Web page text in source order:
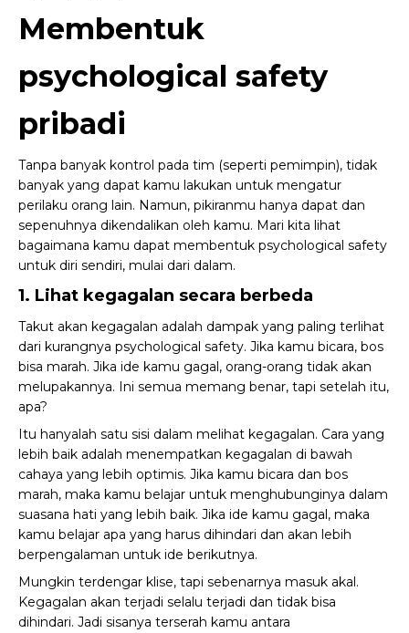
Membentuk
psychological safety
pribadi
Tanpa banyak kontrol pada tim (seperti pemimpin), tidak
banyak yang dapat kamu lakukan untuk mengatur
perilaku orang lain. Namun, pikiranmu hanya dapat dan
sepenuhnya dikendalikan oleh kamu. Mari kita lihat
bagaimana kamu dapat membentuk psychological safety
untuk diri sendiri, mulai dari dalam.
1. Lihat kegagalan secara berbeda
Takut akan kegagalan adalah dampak yang paling terlihat
dari kurangnya psychological safety. Jika kamu bicara, bos
bisa marah. Jika ide kamu gagal, orang-orang tidak akan
melupakannya. Ini semua memang benar, tapi setelah itu,
apa?
Itu hanyalah satu sisi dalam melihat kegagalan. Cara yang
lebih baik adalah menempatkan kegagalan di bawah
cahaya yang lebih optimis. Jika kamu bicara dan bos
marah, maka kamu belajar untuk menghubunginya dalam
suasana hati yang lebih baik. Jika ide kamu gagal, maka
kamu belajar apa yang harus dihindari dan akan lebih
berpengalaman untuk ide berikutnya.
Mungkin terdengar klise, tapi sebenarnya masuk akal.
Kegagalan akan terjadi selalu terjadi dan tidak bisa
dihindari. Jadi sisanya terserah kamu antara